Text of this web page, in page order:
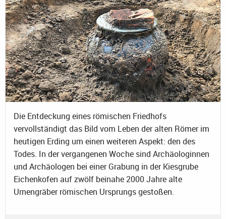
Die Entdeckung eines römischen Friedhofs
vervollständigt das Bild vom Leben der alten Römer im
heutigen Erding um einen weiteren Aspekt: den des
Todes. In der vergangenen Woche sind Archäologinnen
und Archäologen bei einer Grabung in der Kiesgrube
Eichenkofen auf zwölf beinahe 2000 Jahre alte
Urnengräber römischen Ursprungs gestoßen.